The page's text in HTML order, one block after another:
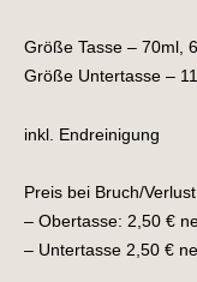
Größe Tasse – 70ml,
Größe Untertasse –
inkl. Endreinigung
Preis bei Bruch/
– Obertasse: 2,50 €
– Untertasse 2,50 €